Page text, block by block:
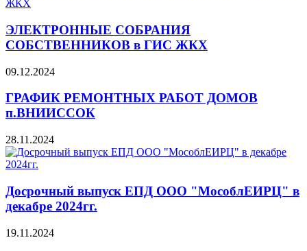
ЭЛЕКТРОННЫЕ СОБРАНИЯ
СОБСТВЕННИКОВ в ГИС ЖКХ
09.12.2024
ГРАФИК РЕМОНТНЫХ РАБОТ ДОМОВ
п.ВНИИССОК
28.11.2024
Досрочный выпуск ЕПД ООО "МособлЕИРЦ" в
декабре 2024гг.
19.11.2024